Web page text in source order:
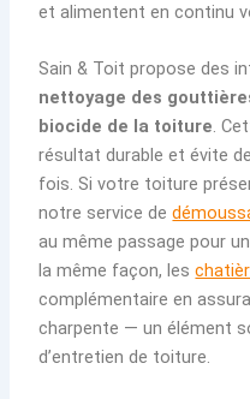
et alimentent en continu
Sain & Toit propose des
nettoyage des
biocide de la toiture.
résultat durable et évite
fois. Si votre toiture
notre service de
au même passage pour
la même façon, les
complémentaire en
charpente — un élément
d’entretien de toiture.